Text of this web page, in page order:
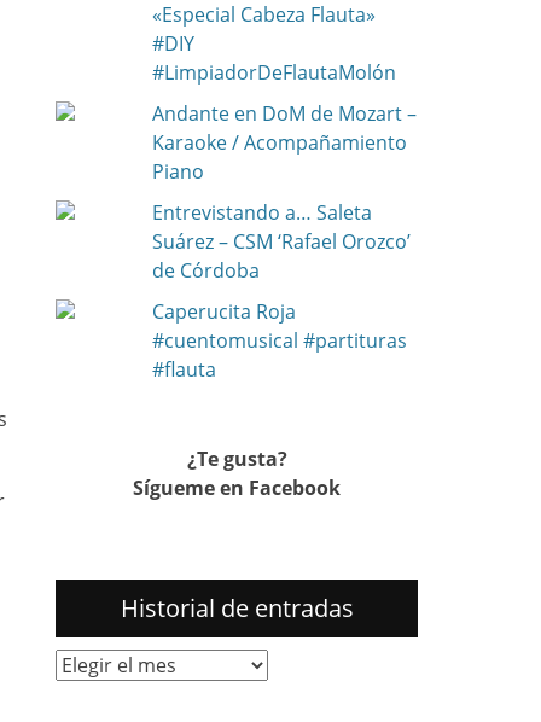
«Especial Cabeza Flauta»
#DIY
#LimpiadorDeFlautaMolón
Andante en DoM de Mozart –
Karaoke / Acompañamiento
Piano
Entrevistando a… Saleta
Suárez – CSM ‘Rafael Orozco’
de Córdoba
Caperucita Roja
#cuentomusical #partituras
#flauta
¿Te gusta?
Sígueme en Facebook
Historial de entradas
Historial